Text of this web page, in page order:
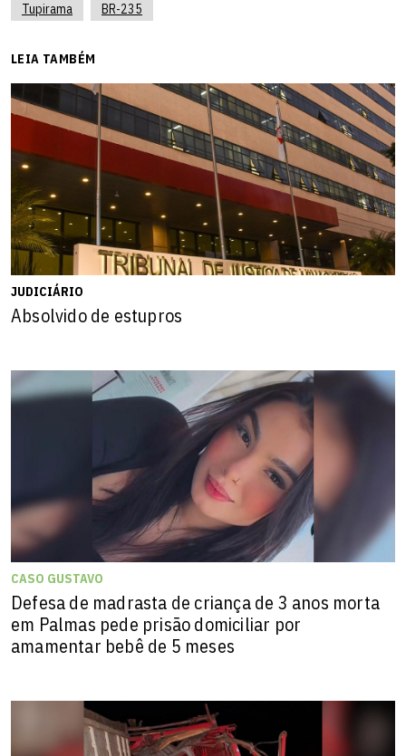
Tupirama
BR-235
LEIA TAMBÉM
JUDICIÁRIO
Absolvido de estupros
CASO GUSTAVO
Defesa de madrasta de criança de 3 anos morta
em Palmas pede prisão domiciliar por
amamentar bebê de 5 meses